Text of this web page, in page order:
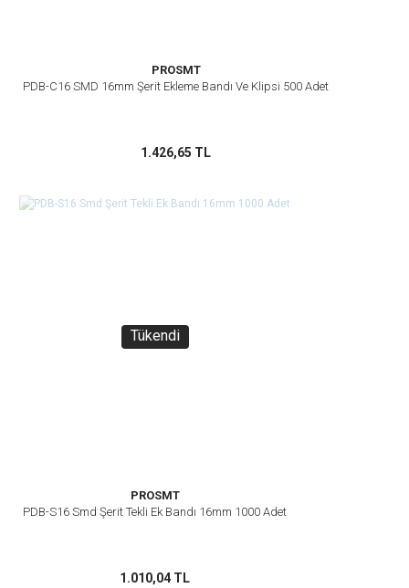
PROSMT
PDB-C16 SMD 16mm Şerit Ekleme Bandı Ve Klipsi 500 Adet
1.426,65 TL
Tükendi
PROSMT
PDB-S16 Smd Şerit Tekli Ek Bandı 16mm 1000 Adet
1.010,04 TL